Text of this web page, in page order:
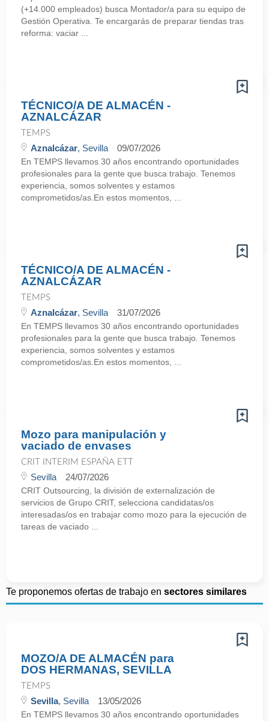
(+14.000 empleados) busca Montador/a para su equipo de
Gestión Operativa. Te encargarás de preparar tiendas tras
reforma: vaciar ...
TÉCNICO/A DE ALMACÉN -
AZNALCÁZAR
TEMPS
Aznalcázar, Sevilla 09/07/2026
En TEMPS llevamos 30 años encontrando oportunidades
profesionales para la gente que busca trabajo. Tenemos
experiencia, somos solventes y estamos
comprometidos/as.En estos momentos, ...
TÉCNICO/A DE ALMACÉN -
AZNALCÁZAR
TEMPS
Aznalcázar, Sevilla 31/07/2026
En TEMPS llevamos 30 años encontrando oportunidades
profesionales para la gente que busca trabajo. Tenemos
experiencia, somos solventes y estamos
comprometidos/as.En estos momentos, ...
Mozo para manipulación y
vaciado de envases
CRIT INTERIM ESPAÑA ETT
Sevilla 24/07/2026
CRIT Outsourcing, la división de externalización de
servicios de Grupo CRIT, selecciona candidatas/os
interesadas/os en trabajar como mozo para la ejecución de
tareas de vaciado ...
Te proponemos ofertas de trabajo en sectores similares
MOZO/A DE ALMACÉN para
DOS HERMANAS, SEVILLA
TEMPS
Sevilla, Sevilla 13/05/2026
En TEMPS llevamos 30 años encontrando oportunidades